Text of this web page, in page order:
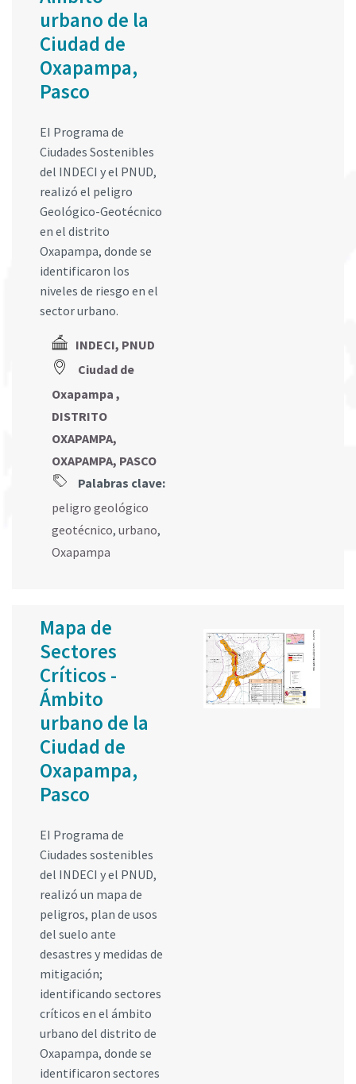
urbano de la
Ciudad de
Oxapampa,
Pasco
EI Programa de
Ciudades Sostenibles
del INDECI y el PNUD,
realizó el peligro
Geológico-Geotécnico
en el distrito
Oxapampa, donde se
identificaron los
niveles de riesgo en el
sector urbano.
INDECI, PNUD
Ciudad de
Oxapampa ,
DISTRITO
OXAPAMPA,
OXAPAMPA, PASCO
Palabras clave:
peligro geológico
geotécnico, urbano,
Oxapampa
Mapa de
Sectores
Críticos -
Ámbito
urbano de la
Ciudad de
Oxapampa,
Pasco
EI Programa de
Ciudades sostenibles
del INDECI y el PNUD,
realizó un mapa de
peligros, plan de usos
del suelo ante
desastres y medidas de
mitigación;
identificando sectores
críticos en el ámbito
urbano del distrito de
Oxapampa, donde se
identificaron sectores